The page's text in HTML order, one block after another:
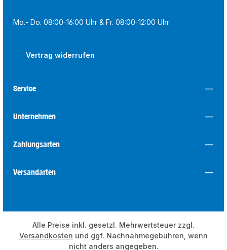
Mo.- Do. 08:00-16:00 Uhr & Fr. 08:00-12:00 Uhr
Vertrag widerrufen
Service
Unternehmen
Zahlungsarten
Versandarten
Alle Preise inkl. gesetzl. Mehrwertsteuer zzgl.
Versandkosten und ggf. Nachnahmegebühren, wenn
nicht anders angegeben.